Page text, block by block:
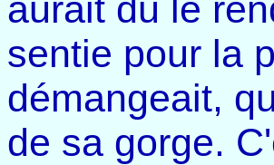
aurait du le
sentie pour la
démangeait,
de sa gorge.